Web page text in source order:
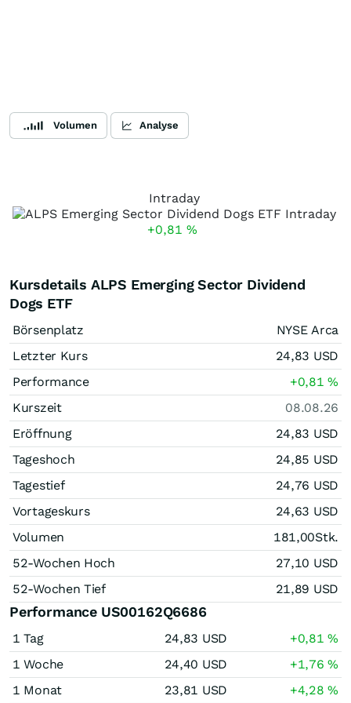
Volumen Analyse
Intraday
+0,81 %
Kursdetails ALPS Emerging Sector Dividend
Dogs ETF
Börsenplatz
NYSE Arca
Letzter Kurs
24,83 USD
Performance
+0,81%
Kurszeit
08.08.26
Eröffnung
24,83 USD
Tageshoch
24,85 USD
Tagestief
24,76 USD
Vortageskurs
24,63 USD
Volumen
181,00Stk.
52-Wochen Hoch
27,10 USD
52-Wochen Tief
21,89 USD
Performance US00162Q6686
1 Tag 24,83 USD +0,81%
1 Woche
24,40 USD +1,76%
1 Monat
23,81 USD +4,28%